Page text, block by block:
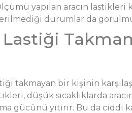
yapılan aracın lastikleri
durumlar da
Lastiği
takmayan bir kişinin
düşük sıcaklıklarda
gücünü yitirir. Bu da ciddi